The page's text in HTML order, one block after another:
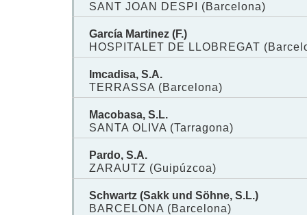
SANT JOAN DESPI (Barcelona)
García Martinez (F.)
HOSPITALET DE LLOBREGAT
Imcadisa, S.A.
TERRASSA (Barcelona)
Macobasa, S.L.
SANTA OLIVA (Tarragona)
Pardo, S.A.
ZARAUTZ (Guipúzcoa)
Schwartz (Sakk und Söhne, S.L.)
BARCELONA (Barcelona)